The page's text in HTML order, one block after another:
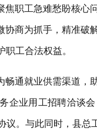
焦职工急难愁盼核
协商为抓手，精准
工合法权益。
畅通就业供需渠道
企业用工招聘洽谈
议。与此同时，县